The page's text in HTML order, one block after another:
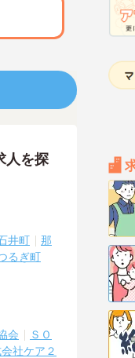
人を探
井町
那
るぎ町
会
ＳＯ
社ケア２